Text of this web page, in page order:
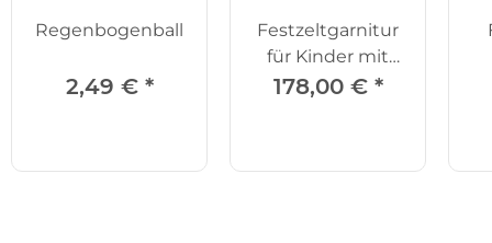
Regenbogenball
2,49 € *
Festzeltgarnitur
für Kinder mit
Lehne, 3-tlg.
178,00 € *